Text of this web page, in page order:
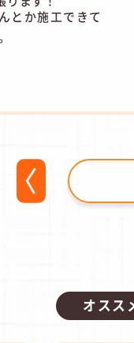
とか施工できて
オスス